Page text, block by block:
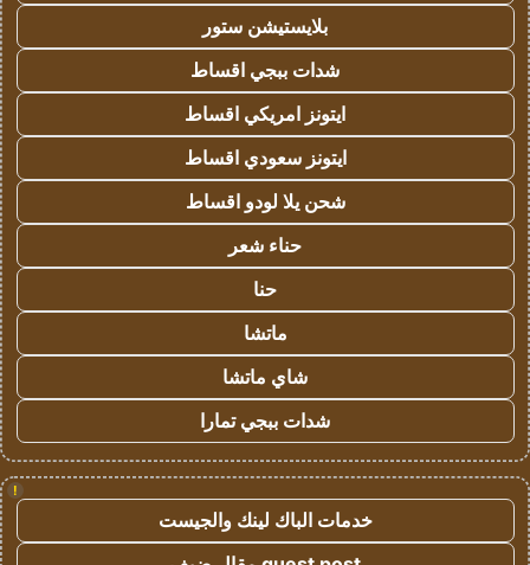
بلايستيشن ستور
شدات ببجي اقساط
ايتونز امريكي اقساط
ايتونز سعودي اقساط
شحن يلا لودو اقساط
حناء شعر
حنا
ماتشا
شاي ماتشا
شدات ببجي تمارا
!
خدمات الباك لينك والجيست